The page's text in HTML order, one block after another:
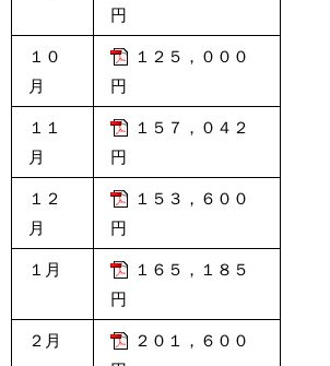
円
１０
月
１２５，０００
円
１１
月
１５７，０４２
円
１２
月
１５３，６００
円
１月
１６５，１８５
円
２月
２０１，６００